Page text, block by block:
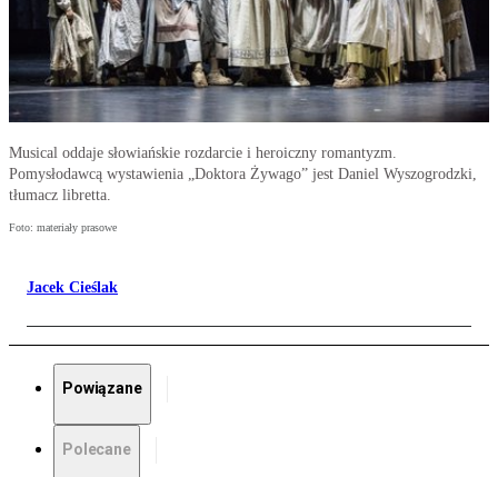
Musical oddaje słowiańskie rozdarcie i heroiczny romantyzm.
Pomysłodawcą wystawienia „Doktora Żywago” jest Daniel Wyszogrodzki,
tłumacz libretta.
Foto: materiały prasowe
Jacek Cieślak
Powiązane
Polecane